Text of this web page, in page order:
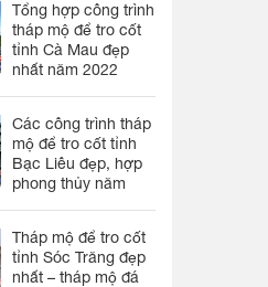
Tổng hợp công trình
tháp mộ để tro cốt
tỉnh Cà Mau đẹp
nhất năm 2022
Các công trình tháp
mộ để tro cốt tỉnh
Bạc Liêu đẹp, hợp
phong thủy năm
Tháp mộ để tro cốt
tỉnh Sóc Trăng đẹp
nhất – tháp mộ đá